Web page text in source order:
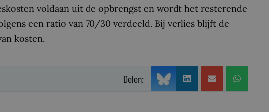
voldaan uit de opbrengst en wordt het resterende
een ratio van 70/30 verdeeld. Bij verlies blijft de
kosten.
Delen: